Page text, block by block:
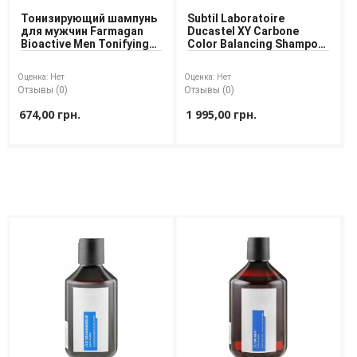
Доставка
Оплата
Тонизирующий шампунь
для мужчин Farmagan
Bioactive Men Tonifying
Оценка: Нет
Отзывы (0)
674,00 грн.
Subtil Laboratoire
Ducastel XY Carbone
Color Balancing Shampoo
Оценка: Нет
Отзывы (0)
1 995,00 грн.